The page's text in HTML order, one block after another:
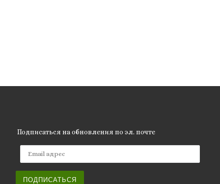
Подписаться на обновления по эл. почте
ПОДПИСАТЬСЯ